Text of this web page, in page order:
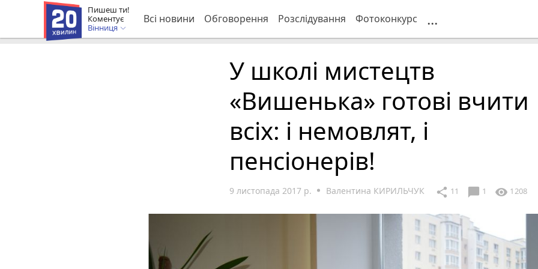
Пишеш ти!
Коментує
Вінниця
Всі новини Обговорення Розслідування Фотоконкурс ...
У школі мистецтв
«Вишенька» готові вчити
всіх: і немовлят, і
пенсіонерів!
9 листопада 2017 р. Валентина КИРИЛЬЧУК share 11 chat_bubble 1 visibility 1208